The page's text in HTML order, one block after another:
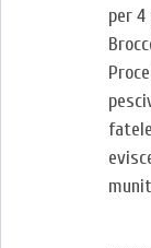
per